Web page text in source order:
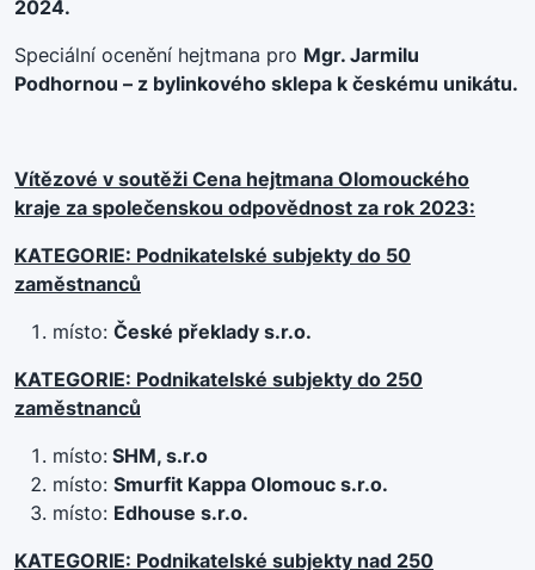
2024.
Speciální ocenění hejtmana pro Mgr. Jarmilu
Podhornou – z bylinkového sklepa k českému unikátu.
Vítězové v soutěži Cena hejtmana Olomouckého
kraje za společenskou odpovědnost za rok 2023:
KATEGORIE: Podnikatelské subjekty do 50
zaměstnanců
místo: České překlady s.r.o.
KATEGORIE: Podnikatelské subjekty do 250
zaměstnanců
místo: SHM, s.r.o
místo: Smurfit Kappa Olomouc s.r.o.
místo: Edhouse s.r.o.
KATEGORIE: Podnikatelské subjekty nad 250